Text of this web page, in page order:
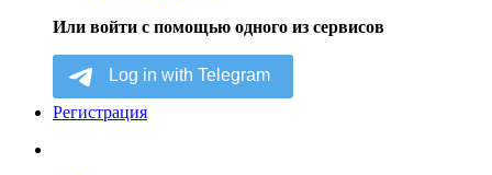
Или войти с помощью одного из сервисов
Регистрация